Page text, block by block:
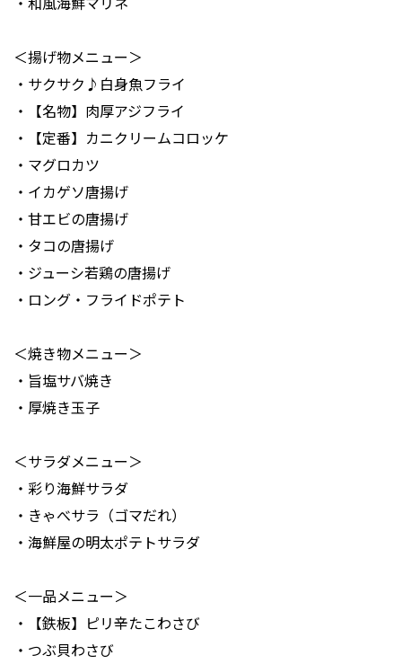
＜揚げ物メニュー＞
・サクサク♪白身魚フライ
・【名物】肉厚アジフライ
・【定番】カニクリームコロッケ
・マグロカツ
・イカゲソ唐揚げ
・甘エビの唐揚げ
・タコの唐揚げ
・ジューシ若鶏の唐揚げ
・ロング・フライドポテト
＜焼き物メニュー＞
・旨塩サバ焼き
・厚焼き玉子
＜サラダメニュー＞
・彩り海鮮サラダ
・きゃべサラ（ゴマだれ）
・海鮮屋の明太ポテトサラダ
＜一品メニュー＞
・【鉄板】ピリ辛たこわさび
・つぶ貝わさび